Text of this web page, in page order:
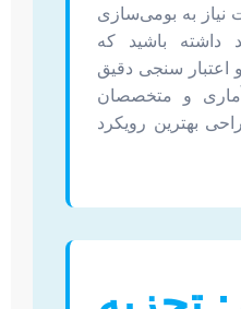
نیاز به بومی‌سازی
داشته باشید که
سنجی دقیق
و متخصصان
بهترین رویکرد